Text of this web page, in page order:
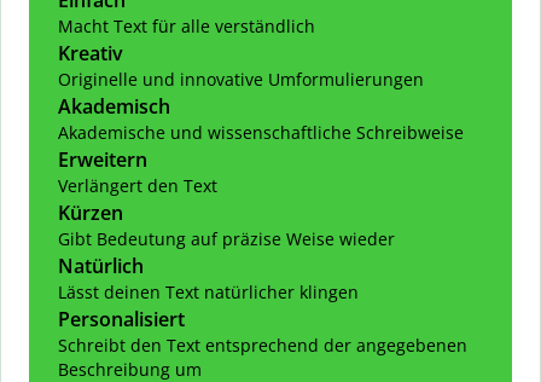
Macht Text für alle verständlich
Kreativ
Originelle und innovative Umformulierungen
Akademisch
Akademische und wissenschaftliche Schreibweise
Erweitern
Verlängert den Text
Kürzen
Gibt Bedeutung auf präzise Weise wieder
Natürlich
Lässt deinen Text natürlicher klingen
Personalisiert
Schreibt den Text entsprechend der angegebenen
Beschreibung um